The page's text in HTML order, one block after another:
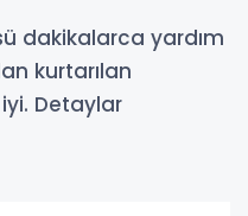
dakikalarca yardım
kurtarılan
Detaylar